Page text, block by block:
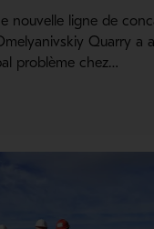
nouvelle ligne de
Quarry a
problème chez…